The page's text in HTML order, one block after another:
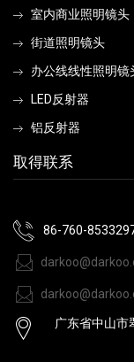
室内商业照明镜头
街道照明镜头
办公线线性照明镜
LED反射器
铝反射器
取得联系
86-760-
广东省中山市